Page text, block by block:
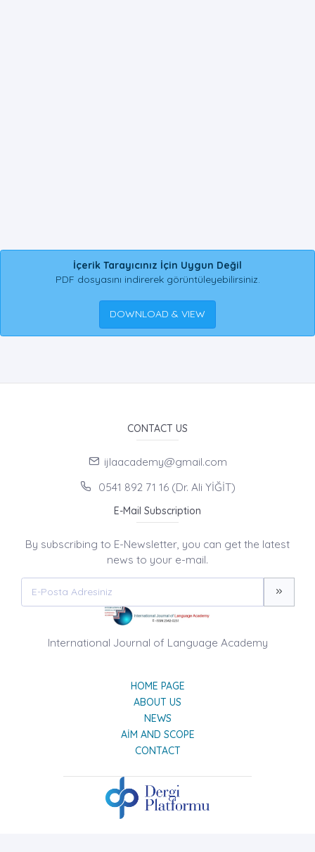
İçerik Tarayıcınız İçin Uygun Değil
PDF dosyasını indirerek görüntüleyebilirsiniz.
DOWNLOAD & VIEW
CONTACT US
ijlaacademy@gmail.com
0541 892 71 16 (Dr. Ali YİĞİT)
E-Mail Subscription
By subscribing to E-Newsletter, you can get the latest
news to your e-mail.
International Journal of Language Academy
HOME PAGE
ABOUT US
NEWS
AIM AND SCOPE
CONTACT